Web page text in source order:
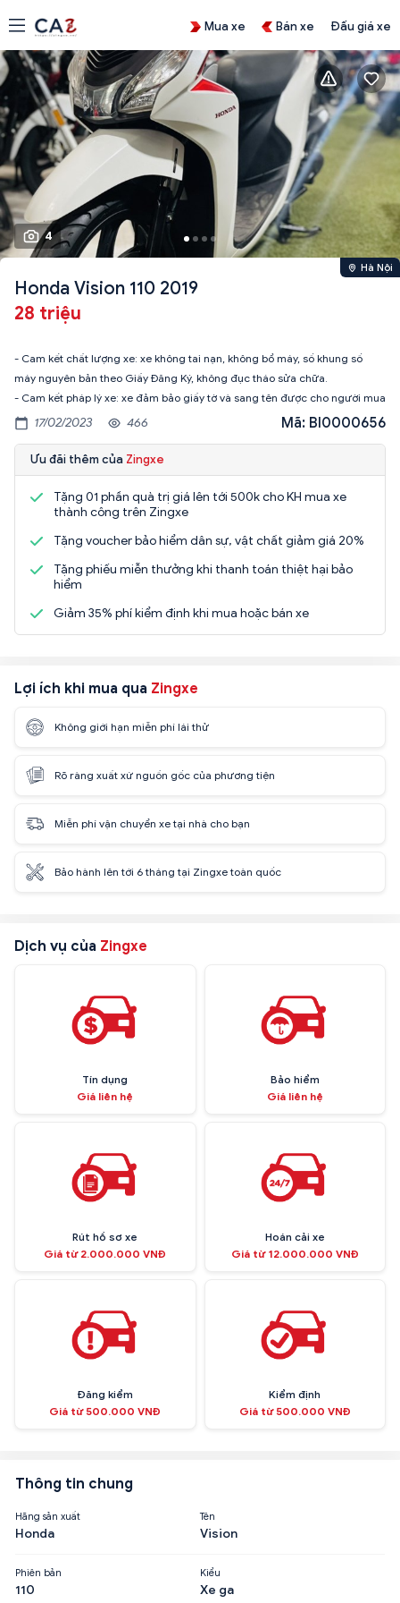
Mua xe Bán xe Đấu giá xe
4
Hà Nội
Honda Vision 110 2019
28 triệu
- Cam kết chất lượng xe: xe không tai nạn, không bổ máy, số khung số
máy nguyên bản theo Giấy Đăng Ký, không đục tháo sửa chữa.
- Cam kết pháp lý xe: xe đảm bảo giấy tờ và sang tên được cho người mua
17/02/2023 466 Mã: BI0000656
Ưu đãi thêm của Zingxe
Tặng 01 phần quà trị giá lên tới 500k cho KH mua xe
thành công trên Zingxe
Tặng voucher bảo hiểm dân sự, vật chất giảm giá 20%
Tặng phiếu miễn thưởng khi thanh toán thiệt hại bảo
hiểm
Giảm 35% phí kiểm định khi mua hoặc bán xe
Lợi ích khi mua qua Zingxe
Không giới hạn miễn phí lái thử
Rõ ràng xuất xứ nguồn gốc của phương tiện
Miễn phí vận chuyển xe tại nhà cho bạn
Bảo hành lên tới 6 tháng tại Zingxe toàn quốc
Dịch vụ của Zingxe
Tín dụng
Giá liên hệ
Bảo hiểm
Giá liên hệ
Rút hồ sơ xe
Giá từ 2.000.000 VNĐ
Hoán cải xe
Giá từ 12.000.000 VNĐ
Đăng kiểm
Giá từ 500.000 VNĐ
Kiểm định
Giá từ 500.000 VNĐ
Thông tin chung
Hãng sản xuất
Honda
Tên
Vision
Phiên bản
110
Kiểu
Xe ga